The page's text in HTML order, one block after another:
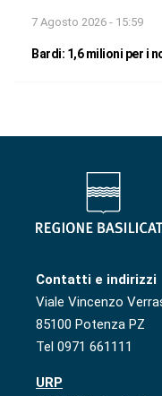
7 Agosto 2026 - 15:59
Bardi: 1,6 milioni per i
Contatti e indirizzi
Viale Vincenzo
85100 Potenza PZ
Tel 0971 661111
URP